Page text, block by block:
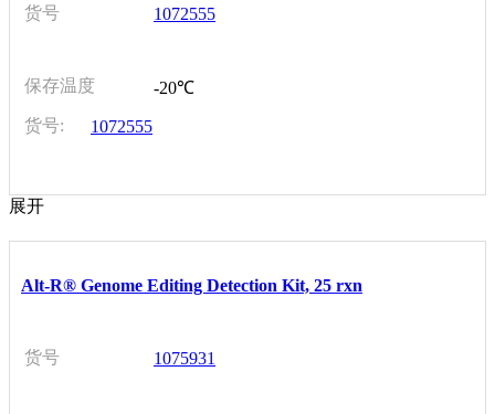
货号 1072555
保存温度
-20℃
货号:
1072555
展开
Alt-R® Genome Editing Detection Kit, 25 rxn
货号 1075931